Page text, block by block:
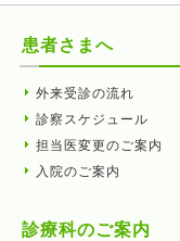
患者さまへ
外来受診の流れ
診察スケジュール
担当医変更のご案内
入院のご案内
診療科のご案内